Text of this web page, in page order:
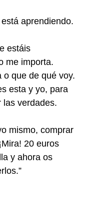
aprendiendo.
estáis
me importa.
o que de qué voy.
esta y yo, para
las verdades.
mismo, comprar
20 euros
y ahora os